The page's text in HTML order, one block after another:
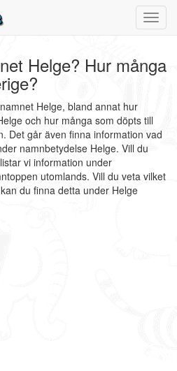
Helge? Hur många
Helge, bland annat hur
och hur många som döpts till
Det går även finna information vad
namnbetydelse Helge. Vill du
vi information under
utomlands. Vill du veta vilket
du finna detta under Helge